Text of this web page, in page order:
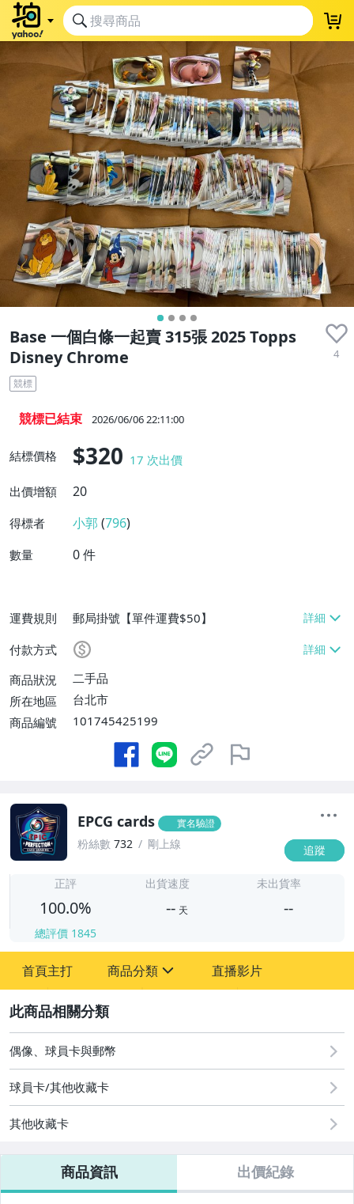
Base 一個白條一起賣 315張 2025 Topps
Disney Chrome
4
競標
競標已結束 2026/06/06 22:11:00
結標價格 $320 17 次出價
出價增額
20
得標者 小郭 (796)
數量 0件
運費規則
郵局掛號【單件運費$50】
付款方式
商品狀況
二手品
所在地區
台北市
商品編號
101745425199
EPCG cards 實名驗證
粉絲數 732 剛上線 追蹤
正評
100.0%
總評價 1845
出貨速度
-- 天
未出貨率
--
首頁主打 商品分類
玩具、模型與公仔
偶像、球員卡與郵幣
直播影片
偶像、球員卡與郵幣
球員卡/其他收藏卡
其他收藏卡
商品資訊 出價紀錄